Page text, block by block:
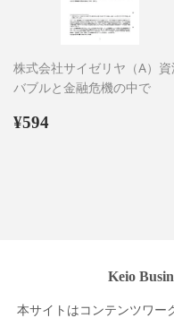
株式会社サイゼリヤ（A）資
バブルと金融危機の中で
通
¥594
Keio
本サイトはコンテンツワー